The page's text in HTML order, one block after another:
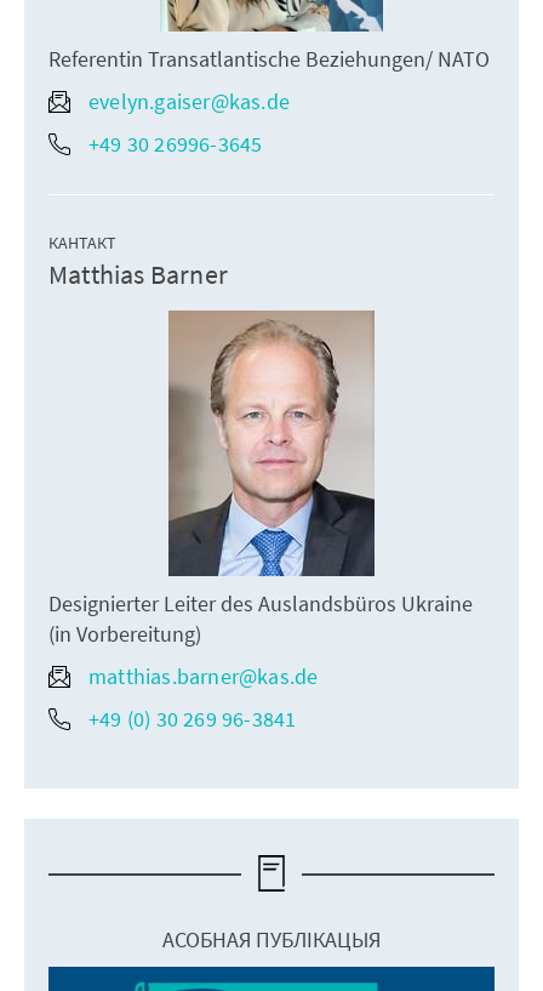
Referentin Transatlantische Beziehungen/ NATO
evelyn.gaiser@kas.de
+49 30 26996-3645
КАНТАКТ
Matthias Barner
Designierter Leiter des Auslandsbüros Ukraine
(in Vorbereitung)
matthias.barner@kas.de
+49 (0) 30 269 96-3841
АСОБНАЯ ПУБЛІКАЦЫЯ